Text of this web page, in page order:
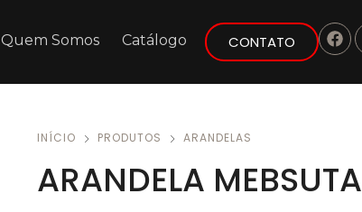
Quem Somos Catálogo CONTATO
INÍCIO PRODUTOS ARANDELAS
ARANDELA MEBSUTA